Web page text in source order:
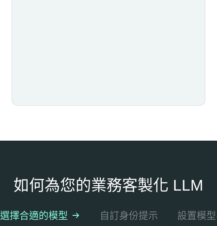
如何為您的業務客製化 LLM
選擇合適的模型 自訂身份提示 設置模